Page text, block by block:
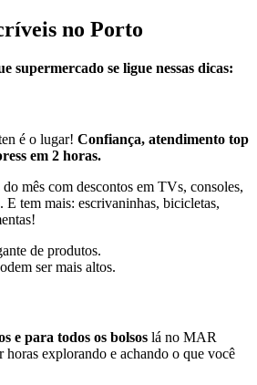
no Porto
supermercado se ligue nessas dicas:
é o lugar! Confiança, atendimento top
em 2 horas.
mês com descontos em TVs, consoles,
E tem mais: escrivaninhas, bicicletas,
de produtos.
ser mais altos.
e para todos os bolsos lá no MAR
horas explorando e achando o que você